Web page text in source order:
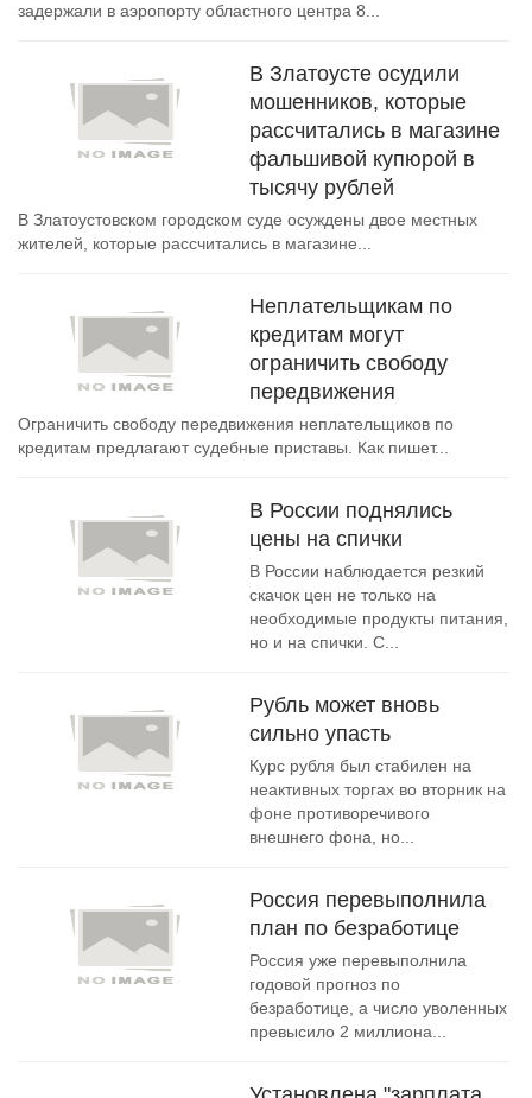
задержали в аэропорту областного центра 8...
В Златоусте осудили
мошенников, которые
рассчитались в магазине
фальшивой купюрой в
тысячу рублей
В Златоустовском городском суде осуждены двое местных
жителей, которые рассчитались в магазине...
Неплательщикам по
кредитам могут
ограничить свободу
передвижения
Ограничить свободу передвижения неплательщиков по
кредитам предлагают судебные приставы. Как пишет...
В России поднялись
цены на спички
В России наблюдается резкий
скачок цен не только на
необходимые продукты питания,
но и на спички. С...
Рубль может вновь
сильно упасть
Курс рубля был стабилен на
неактивных торгах во вторник на
фоне противоречивого
внешнего фона, но...
Россия перевыполнила
план по безработице
Россия уже перевыполнила
годовой прогноз по
безработице, а число уволенных
превысило 2 миллиона...